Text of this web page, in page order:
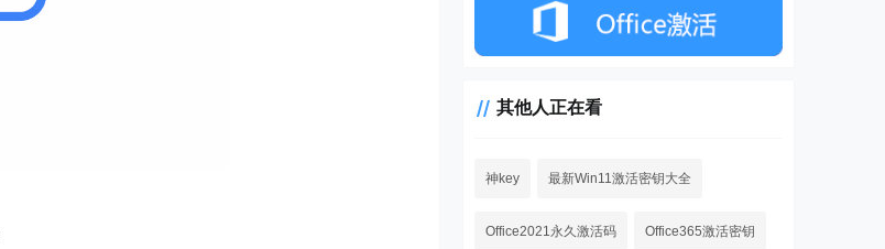
其他人正在看
神key 最新Win11激活密钥大全
Office2021永久激活码 Office365激活密钥